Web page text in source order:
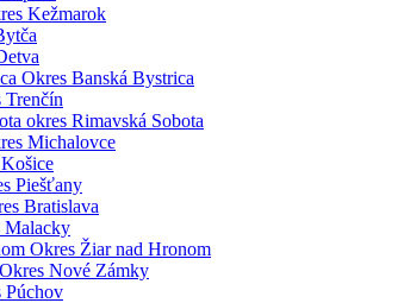
Kežmarok
Okres Banská Bystrica
Trenčín
okres Rimavská Sobota
Michalovce
Piešťany
Bratislava
Malacky
Okres Žiar nad Hronom
Okres Nové Zámky
Púchov